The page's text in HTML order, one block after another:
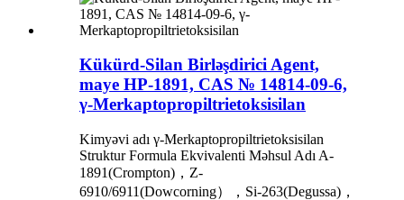
Kükürd-Silan Birləşdirici Agent,
maye HP-1891, CAS № 14814-09-6,
γ-Merkaptopropiltrietoksisilan
Kimyəvi adı γ-Merkaptopropiltrietoksisilan
Struktur Formula Ekvivalenti Məhsul Adı A-
1891(Crompton)，Z-
6910/6911(Dowcorning），Si-263(Degussa)，